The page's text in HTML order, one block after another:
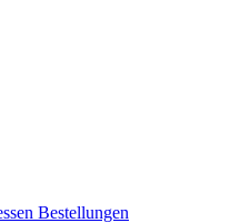
Bestellungen